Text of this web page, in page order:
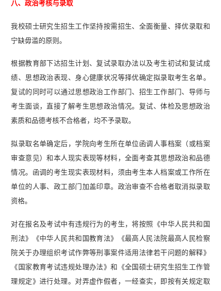
八、政治考核与录取
我校硕士研究生招生工作坚持按需招生、全面衡量、择优录取和
宁缺毋滥的原则。
根据教育部下达招生计划、复试录取办法以及考生初试和复试成
绩、思想政治表现、身心健康状况等择优确定拟录取考生名单。
复试的同时可以通过思想政治工作部门、招生工作部门、导师与
考生面谈，直接了解考生思想政治情况。复试、体检及思想政治
素质和品德考核不合格者，均不予录取。
拟录取名单确定后，学院向考生所在单位函调人事档案（或档案
审查意见）和本人现实表现等材料，全面考查其思想政治和品德
情况。函调的考生现实表现材料，须由考生本人档案或工作所在
单位的人事、政工部门加盖印章。政治审查不合格者取消拟录取
资格。
对在报名及考试中有违规行为的考生，将按照《中华人民共和国
刑法》《中华人民共和国教育法》《最高人民法院最高人民检察
院关于办理组织考试作弊等刑事案件适用法律若干问题的解释》
《国家教育考试违规处理办法》和《全国硕士研究生招生工作管
理规定》进行处理。对弄虚作假者，一经查实，即按有关规定取